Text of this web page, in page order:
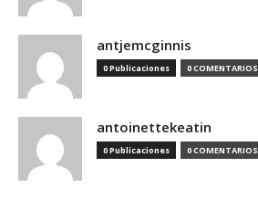
antjemcginnis
0 Publicaciones 0 COMENTARIOS
antoinettekeatin
0 Publicaciones 0 COMENTARIOS